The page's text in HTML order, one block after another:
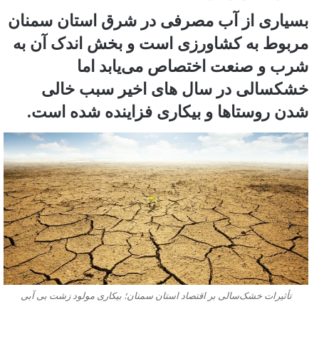
بسیاری از آب مصرفی در شرق استان سمنان
مربوط به کشاورزی است و بخش اندک آن به
شرب و صنعت اختصاص می‌یابد اما
خشکسالی در سال های اخیر سبب خالی
شدن روستاها و بیکاری فزاینده شده است.
تأثیرات خشک‌سالی بر اقتصاد استان سمنان؛ بیکاری مولود زشت بی آبی